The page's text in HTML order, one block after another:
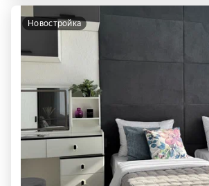
новостройка